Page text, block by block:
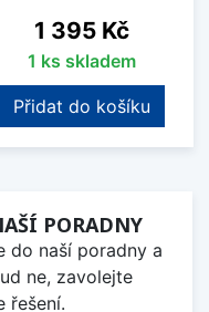
Cena
1 395 Kč
1 ks skladem
Přidat do košíku
PORADNY
do naší poradny a
ne, zavolejte
řešení.